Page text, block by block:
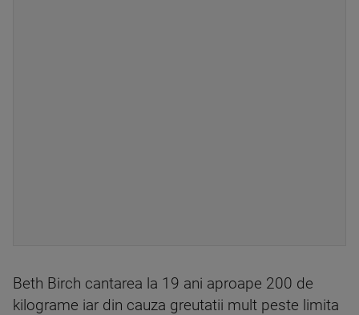
Beth Birch cantarea la 19 ani aproape 200 de
kilograme iar din cauza greutatii mult peste limita